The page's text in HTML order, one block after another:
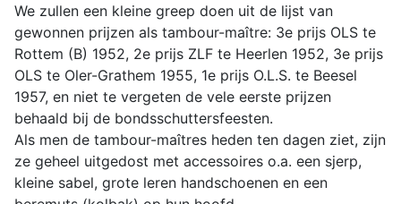
We zullen een kleine greep doen uit de lijst van
gewonnen prijzen als tambour-maître: 3e prijs OLS te
Rottem (B) 1952, 2e prijs ZLF te Heerlen 1952, 3e prijs
OLS te Oler-Grathem 1955, 1e prijs O.L.S. te Beesel
1957, en niet te vergeten de vele eerste prijzen
behaald bij de bondsschuttersfeesten.
Als men de tambour-maîtres heden ten dagen ziet, zijn
ze geheel uitgedost met accessoires o.a. een sjerp,
kleine sabel, grote leren handschoenen en een